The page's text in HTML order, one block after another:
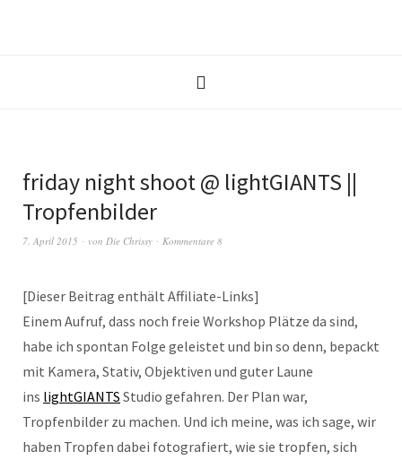
friday night shoot @ lightGIANTS ||
Tropfenbilder
7. April 2015 von Die Chrissy Kommentare 8
[Dieser Beitrag enthält Affiliate-Links]
Einem Aufruf, dass noch freie Workshop Plätze da sind,
habe ich spontan Folge geleistet und bin so denn, bepackt
mit Kamera, Stativ, Objektiven und guter Laune
ins lightGIANTS Studio gefahren. Der Plan war,
Tropfenbilder zu machen. Und ich meine, was ich sage, wir
haben Tropfen dabei fotografiert, wie sie tropfen, sich